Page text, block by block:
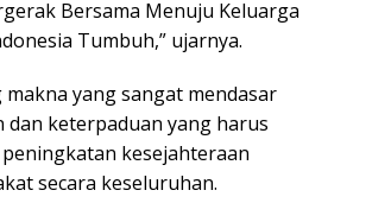
Bersama Menuju Keluarga
Tumbuh,” ujarnya.
yang sangat mendasar
dan keterpaduan yang harus
kesejahteraan
secara keseluruhan.